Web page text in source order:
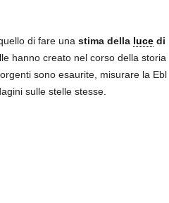
di fare una stima della lucedi
hanno creato nel corso della storia
sono esaurite, misurare la Ebl
sulle stelle stesse.